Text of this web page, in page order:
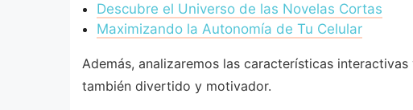
Descubre el Universo de las Novelas Cortas
Maximizando la Autonomía de Tu Celular
Además, analizaremos las características
también divertido y motivador.